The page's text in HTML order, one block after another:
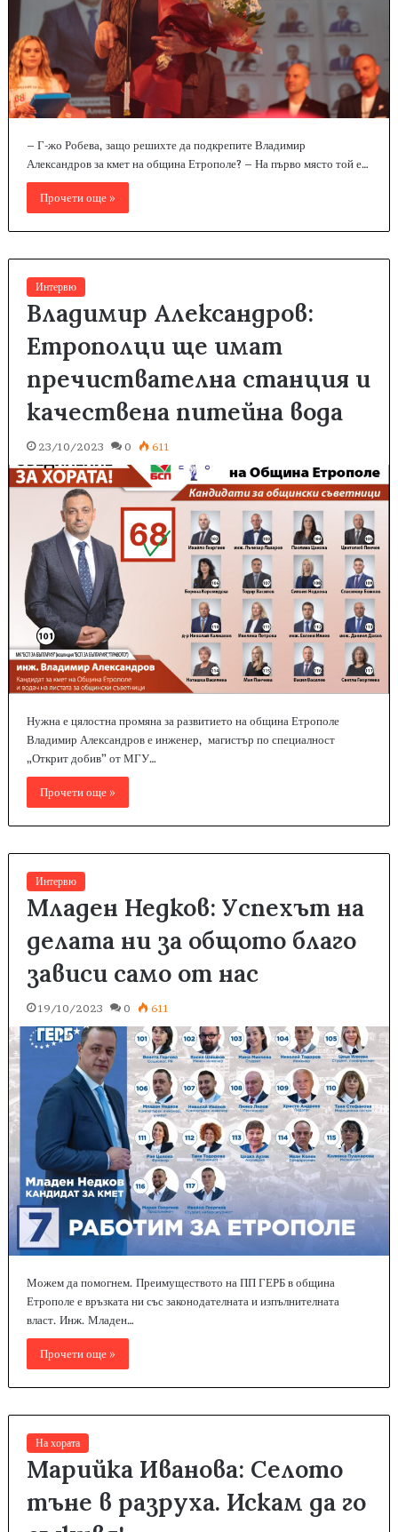
– Г-жо Робева, защо решихте да подкрепите Владимир
Александров за кмет на община Етрополе? – На първо място той е…
Прочети още »
Интервю
Владимир Александров:
Етрополци ще имат
пречиствателна станция и
качествена питейна вода
23/10/2023 0 611
Нужна е цялостна промяна за развитието на община Етрополе
Владимир Александров е инженер, магистър по специалност
„Открит добив” от МГУ…
Прочети още »
Интервю
Младен Недков: Успехът на
делата ни за общото благо
зависи само от нас
19/10/2023 0 611
Можем да помогнем. Преимуществото на ПП ГЕРБ в община
Етрополе е връзката ни със законодателната и изпълнителната
власт. Инж. Младен…
Прочети още »
На хората
Марийка Иванова: Селото
тъне в разруха. Искам да го